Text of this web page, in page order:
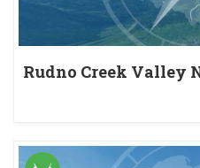
Rudno Creek Valley